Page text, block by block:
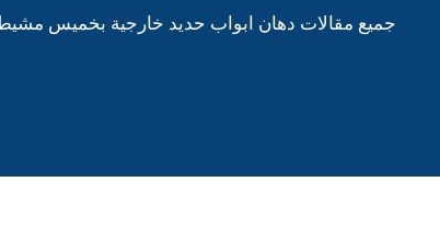
جميع مقالات دهان ابواب حديد خارجية بخميس